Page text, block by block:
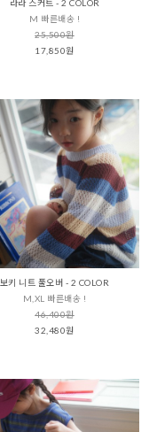
라라 스커트 - 2 COLOR
M 빠른배송 !
25,500원
17,850원
보키 니트 풀오버 - 2 COLOR
M,XL 빠른배송 !
46,400원
32,480원